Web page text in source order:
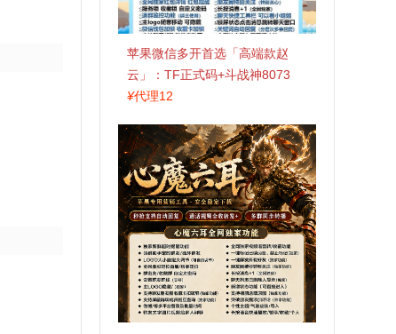
苹果微信多开首选「高端款赵
云」：TF正式码+斗战神8073
包，7天退换认准拍拍卡激活码
¥代理12